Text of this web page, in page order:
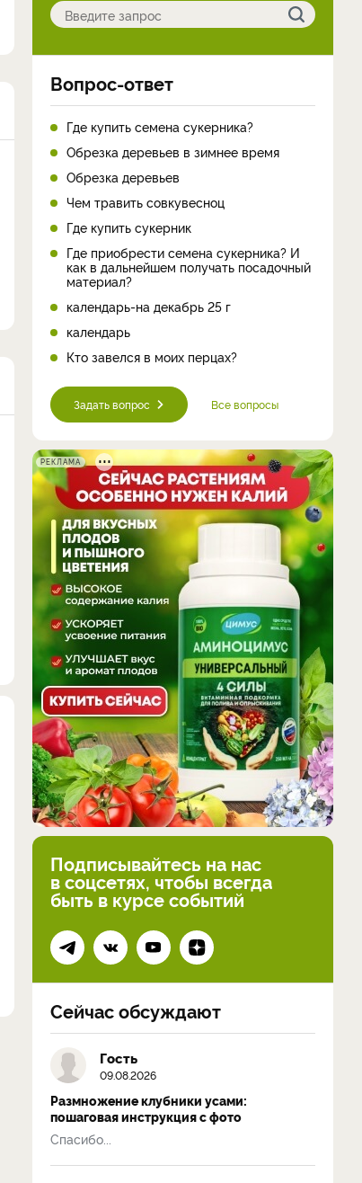
Вопрос-ответ
Где купить семена сукерника?
Обрезка деревьев в зимнее время
Обрезка деревьев
Чем травить совкувесноц
Где купить сукерник
Где приобрести семена сукерника? И
как в дальнейшем получать посадочный
материал?
календарь-на декабрь 25 г
календарь
Кто завелся в моих перцах?
Задать вопрос Все вопросы
РЕКЛАМА
Подписывайтесь на нас
в соцсетях, чтобы всегда
быть в курсе событий
Сейчас обсуждают
Гость
09.08.2026
Размножение клубники усами:
пошаговая инструкция с фото
Спасибо...